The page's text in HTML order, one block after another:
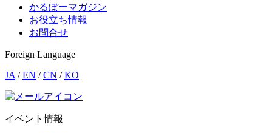
かるぽーマガジン
お役立ち情報
お問合せ
Foreign Language
JA /EN /CN /KO
イベント情報